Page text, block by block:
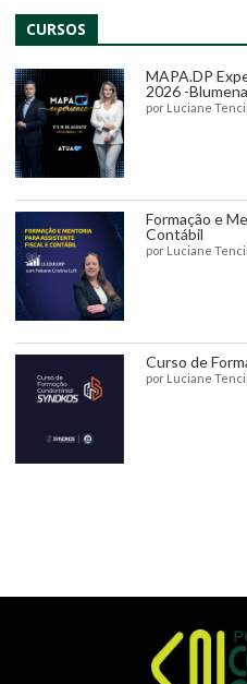
CURSOS
MAPA.DP
2026 -
por Luciane
Formação e
Contábil
por Luciane
Curso de
por Luciane